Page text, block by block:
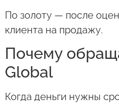
По золоту — после
клиента на продажу.
Почему
Global
Когда деньги нужны